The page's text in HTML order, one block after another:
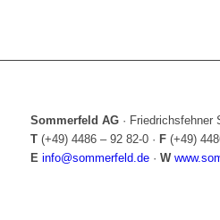
Sommerfeld AG · Friedrichsfehner
T(+49) 4486 – 92 82-0 · F(+49)
E info@sommerfeld.de · W